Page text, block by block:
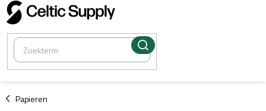
Overslaan
naar
inhoud
Papieren
/